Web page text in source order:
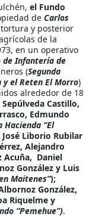
el Fundo
de Carlos
y posterior
de la
en un operativo
de Infantería de
(Segunda
y el Reten El Morro)
alrededor de 18
Castillo,
Edmundo
Hacienda “El
Liborio Rubilar
Alejandro
Acuña, Daniel
González y Luis
Maitenes”);
González,
Riquelme y
“Pemehue”).